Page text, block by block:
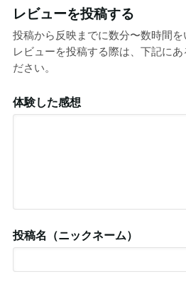
レビューを投稿する
投稿から反映までに数分〜数時間を
レビューを投稿する際は、下記にあ
ださい。
体験した感想
投稿名（ニックネーム）